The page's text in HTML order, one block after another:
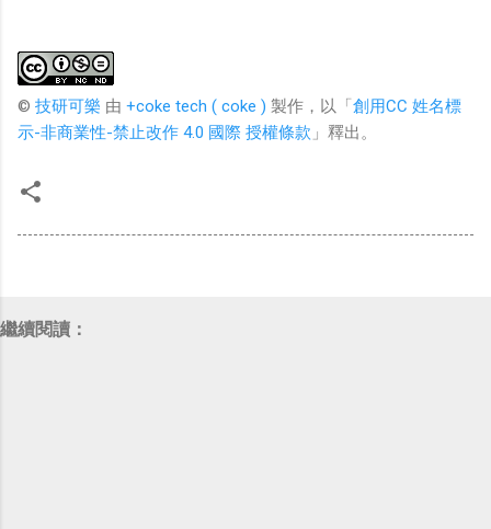
© 技研可樂 由 +coke tech ( coke ) 製作，以「創用CC 姓名標
示-非商業性-禁止改作 4.0 國際 授權條款 」釋出。
繼續閱讀：